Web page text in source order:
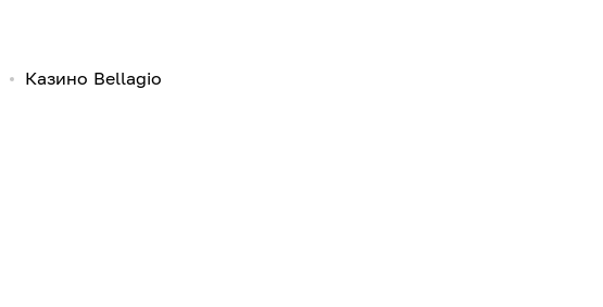
Казино Bellagio